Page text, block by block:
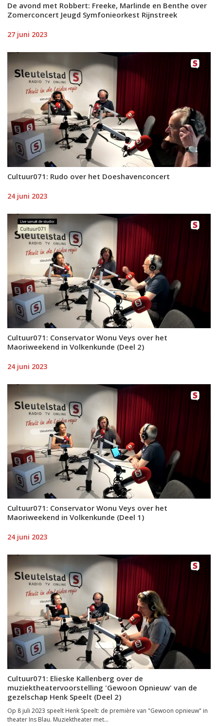
De avond met Robbert: Freeke, Marlinde en Benthe over
Zomerconcert Jeugd Symfonieorkest Rijnstreek
27 juni 2023
Cultuur071: Rudo over het Doeshavenconcert
24 juni 2023
Cultuur071: Conservator Wonu Veys over het
Maoriweekend in Volkenkunde (Deel 2)
24 juni 2023
Cultuur071: Conservator Wonu Veys over het
Maoriweekend in Volkenkunde (Deel 1)
24 juni 2023
Cultuur071: Elieske Kallenberg over de
muziektheatervoorstelling 'Gewoon Opnieuw' van de
gezelschap Henk Speelt (Deel 2)
Op 8 juli 2023 speelt Henk Speelt: de première van "Gewoon opnieuw" in
theater Ins Blau. ​Muziektheater met...